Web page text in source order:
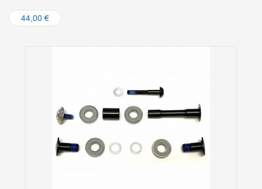
44,00 €